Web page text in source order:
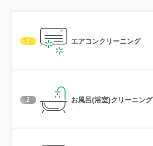
1 エアコンクリーニング
2 お風呂(浴室)クリーニング